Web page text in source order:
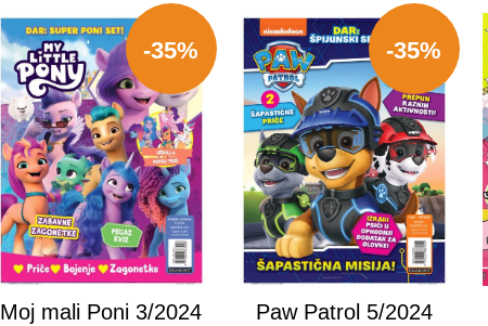
-35%
Moj mali Poni 3/2024
-35%
Paw Patrol 5/2024